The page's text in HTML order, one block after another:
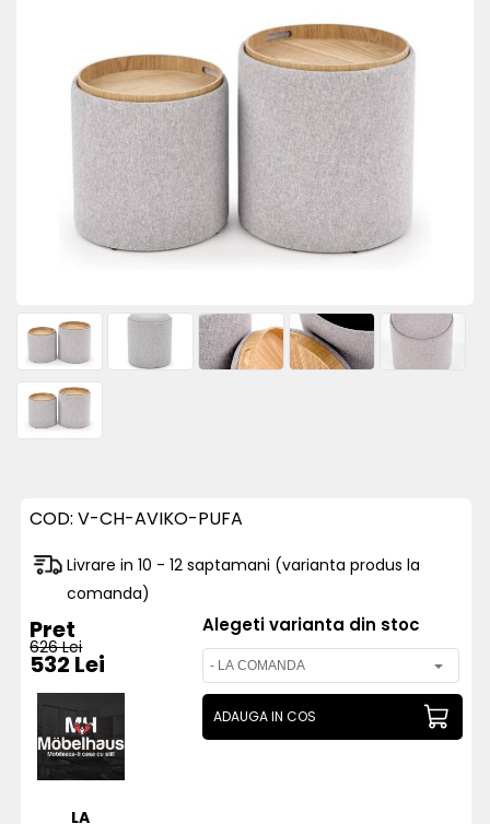
COD:V-CH-AVIKO-PUFA
Livrare in 10 - 12 saptamani (varianta produs la
comanda)
Pret
626 Lei
532 Lei
LA
Alegeti varianta din stoc
ADAUGA IN COS